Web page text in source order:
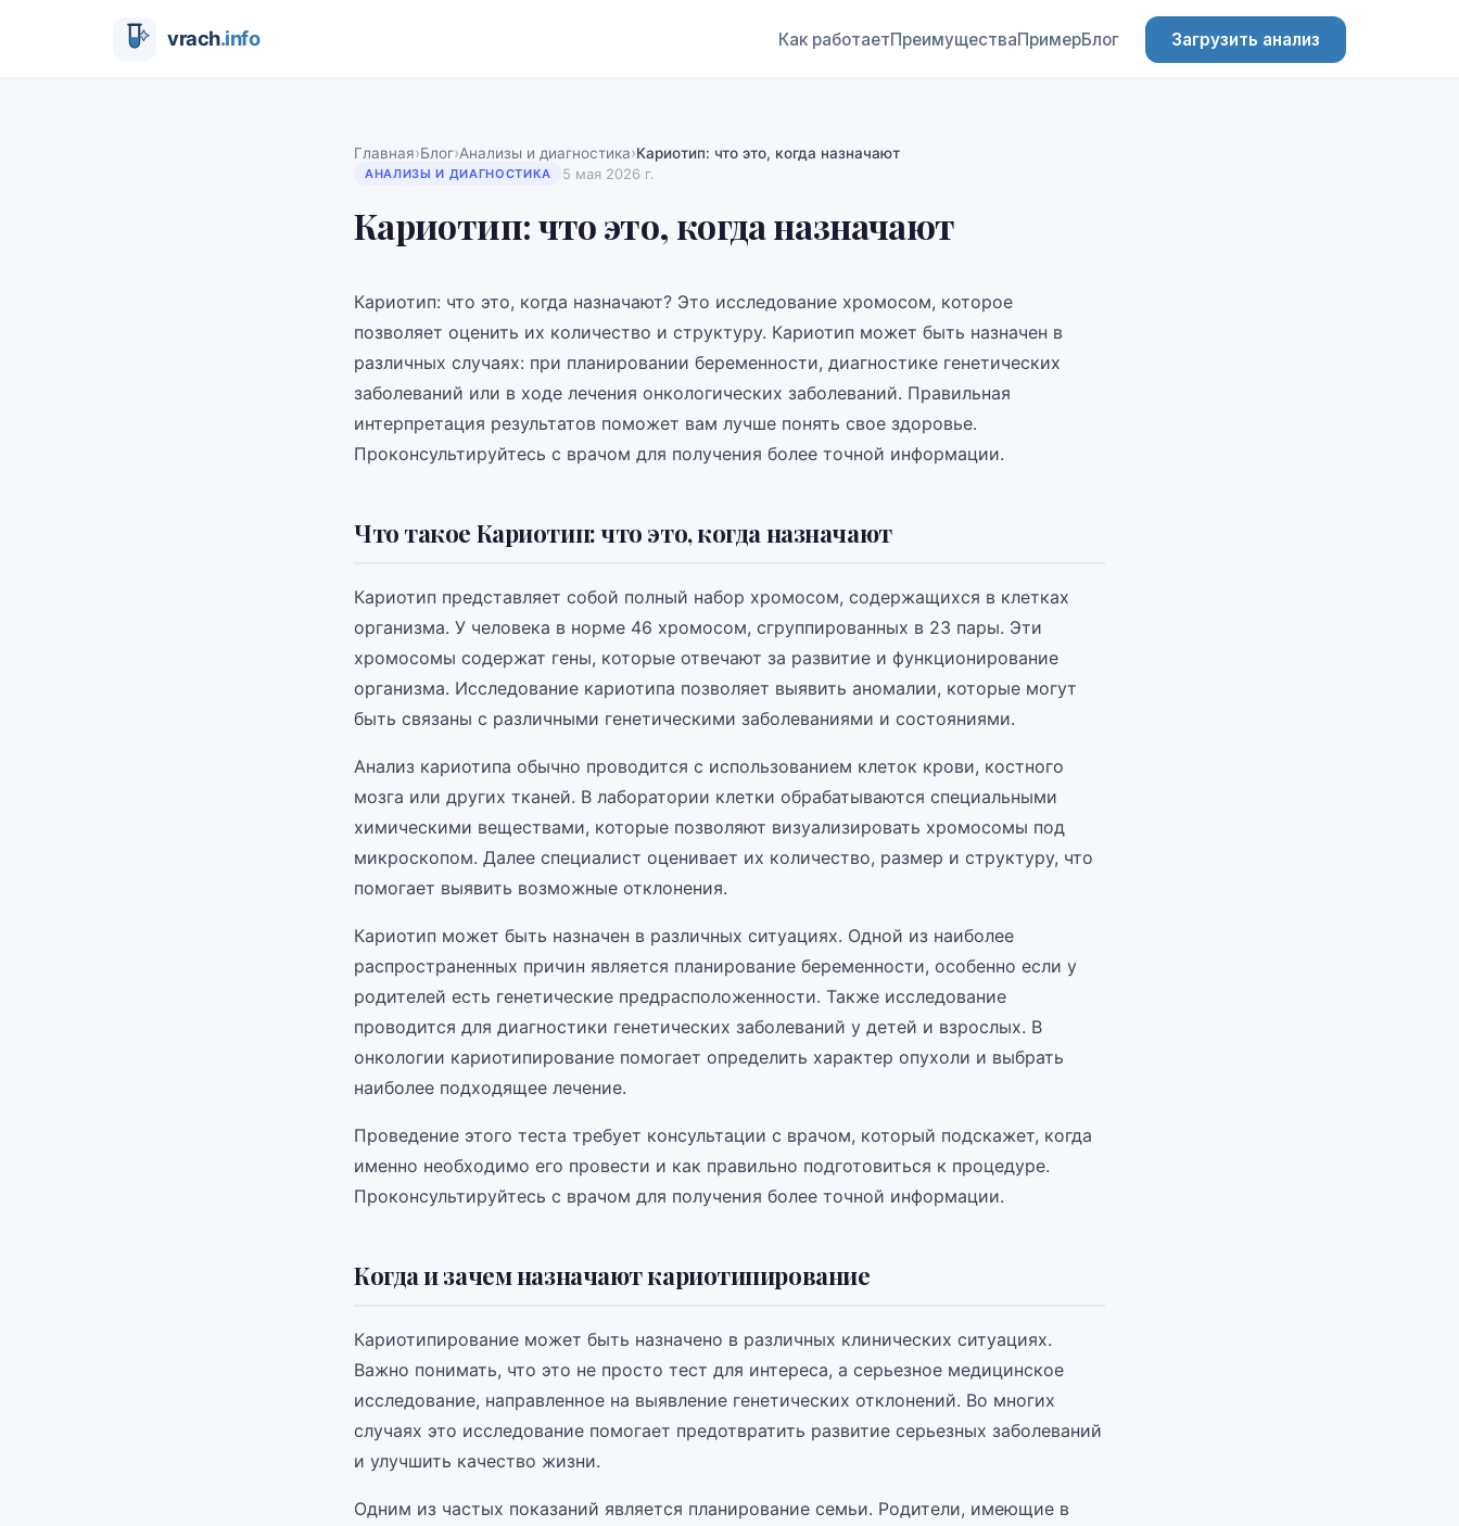
Как работаетПреимуществаПримерБлог Загрузить анализ
Главная›Блог›Анализы и диагностика›Кариотип: что это, когда назначают
АНАЛИЗЫ И ДИАГНОСТИКА 5 мая 2026 г.
Кариотип: что это, когда назначают
Кариотип: что это, когда назначают? Это исследование хромосом, которое
позволяет оценить их количество и структуру. Кариотип может быть назначен в
различных случаях: при планировании беременности, диагностике генетических
заболеваний или в ходе лечения онкологических заболеваний. Правильная
интерпретация результатов поможет вам лучше понять свое здоровье.
Проконсультируйтесь с врачом для получения более точной информации.
Что такое Кариотип: что это, когда назначают
Кариотип представляет собой полный набор хромосом, содержащихся в клетках
организма. У человека в норме 46 хромосом, сгруппированных в 23 пары. Эти
хромосомы содержат гены, которые отвечают за развитие и функционирование
организма. Исследование кариотипа позволяет выявить аномалии, которые могут
быть связаны с различными генетическими заболеваниями и состояниями.
Анализ кариотипа обычно проводится с использованием клеток крови, костного
мозга или других тканей. В лаборатории клетки обрабатываются специальными
химическими веществами, которые позволяют визуализировать хромосомы под
микроскопом. Далее специалист оценивает их количество, размер и структуру, что
помогает выявить возможные отклонения.
Кариотип может быть назначен в различных ситуациях. Одной из наиболее
распространенных причин является планирование беременности, особенно если у
родителей есть генетические предрасположенности. Также исследование
проводится для диагностики генетических заболеваний у детей и взрослых. В
онкологии кариотипирование помогает определить характер опухоли и выбрать
наиболее подходящее лечение.
Проведение этого теста требует консультации с врачом, который подскажет, когда
именно необходимо его провести и как правильно подготовиться к процедуре.
Проконсультируйтесь с врачом для получения более точной информации.
Когда и зачем назначают кариотипирование
Кариотипирование может быть назначено в различных клинических ситуациях.
Важно понимать, что это не просто тест для интереса, а серьезное медицинское
исследование, направленное на выявление генетических отклонений. Во многих
случаях это исследование помогает предотвратить развитие серьезных заболеваний
и улучшить качество жизни.
Одним из частых показаний является планирование семьи. Родители, имеющие в